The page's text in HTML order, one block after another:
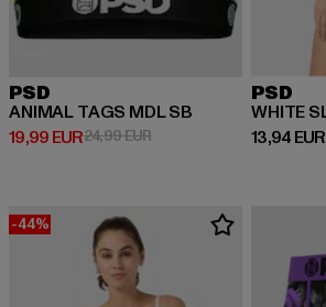
PSD
ANIMAL TAGS MDL SB
19,99 EUR
Derzeitiger Preis: 19,99 EUR
24,99 EURAktionspreis: 24,99 EUR
PSD
WHITE
13,94 EUR
-44%